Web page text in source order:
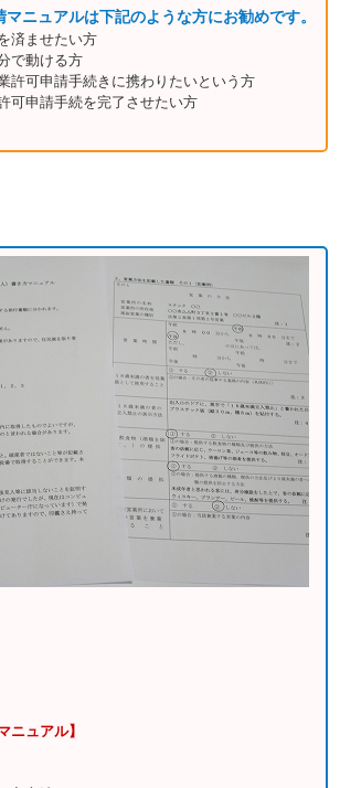
ニュアルは下記のような方にお勧めです。
済ませたい方
で動ける方
許可申請手続きに携わりたいという方
可申請手続を完了させたい方
ニュアル】